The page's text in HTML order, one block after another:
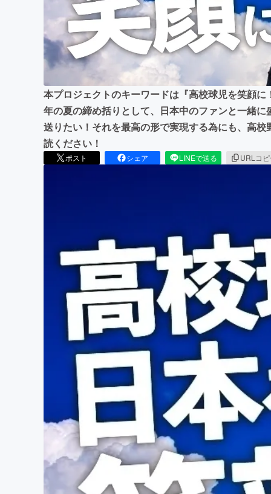
本プロジェクトのキーワードは『高校球児を笑顔
年の夏の締め括りとして、日本中のファンと一緒
送りたい！それを最高の形で実現する為にも、高
読ください！
ポスト シェア LINEで送る URLコ